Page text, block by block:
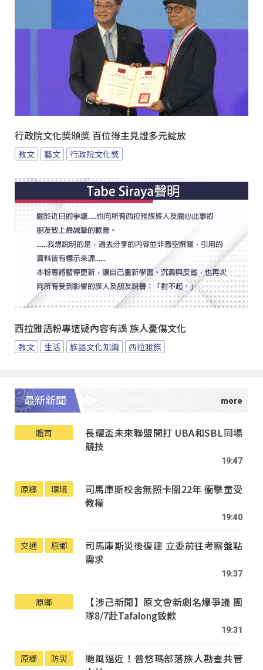
行政院文化獎頒獎 百位得主見證多元綻放
教文 藝文 行政院文化獎
西拉雅語粉專遭疑內容有誤 族人憂傷文化
教文 生活 族語文化知識 西拉雅族
最新新聞
體育
長耀盃未來聯盟開打 UBA和SBL同場
競技
19:47
原鄉 環境
司馬庫斯校舍無照卡關22年 衝擊童受
教權
19:40
交通 原鄉
司馬庫斯災後復建 立委前往考察盤點
需求
19:37
原鄉
【涉己新聞】原文會新劇名爆爭議 團
隊8/7赴Tafalong致歉
19:31
原鄉 防災
颱風逼近！普悠瑪部落族人勘查共管